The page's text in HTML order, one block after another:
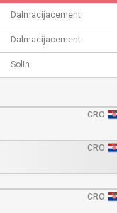
Dalmacijacement
Dalmacijacement
Solin
CRO
CRO
CRO